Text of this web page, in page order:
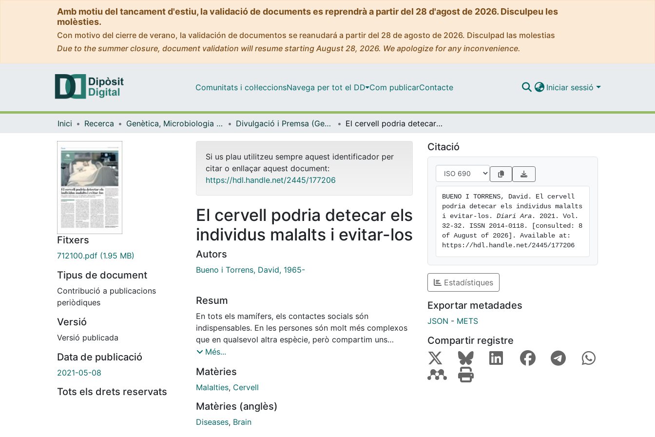
Amb motiu del tancament d'estiu, la validació de documents es reprendrà a partir del 28 d'agost de 2026. Disculpeu les
molèsties.
Con motivo del cierre de verano, la validación de documentos se reanudará a partir del 28 de agosto de 2026. Disculpad las molestias
Due to the summer closure, document validation will resume starting August 28, 2026. We apologize for any inconvenience.
Comunitats i col·leccionsNavega per tot el DD Com publicarContacte Iniciar sessió
Inici Recerca Genètica, Microbiologia i Estadística Divulgació i Premsa (Genètica, Microbiologia i Estadística) El cervell podria detecar els individus malalts i evitar-los
Fitxers
712100.pdf (1.95 MB)
Tipus de document
Contribució a publicacions
periòdiques
Versió
Versió publicada
Data de publicació
2021-05-08
Tots els drets reservats
Si us plau utilitzeu sempre aquest identificador per
citar o enllaçar aquest document:
https://hdl.handle.net/2445/177206
El cervell podria detecar els
individus malalts i evitar-los
Autors
Bueno i Torrens, David, 1965-
Resum
En tots els mamífers, els contactes socials són
indispensables. En les persones són molt més complexos
que en qualsevol altra espècie, però compartim uns
mateixos mecanismes bàsics instintius lligats a la
pel que fa a les conductes relacionades amb l'agressivitat
defensiva i amb l'aparellament. Aquests comportaments
les quals ja han estat identificades. Darrerament s'han
publicat estudis que indiquen que quan un individu té un
Més...
Matèries
Malalties, Cervell
Matèries (anglès)
Diseases, Brain
Citació
BUENO I TORRENS, David. El cervell
podria detecar els individus malalts
i evitar-los. Diari Ara . 2021. Vol.
32-32. ISSN 2014-0118. [consulted: 8
of August of 2026]. Available at:
https://hdl.handle.net/2445/177206
Estadístiques
Exportar metadades
JSON - METS
Compartir registre